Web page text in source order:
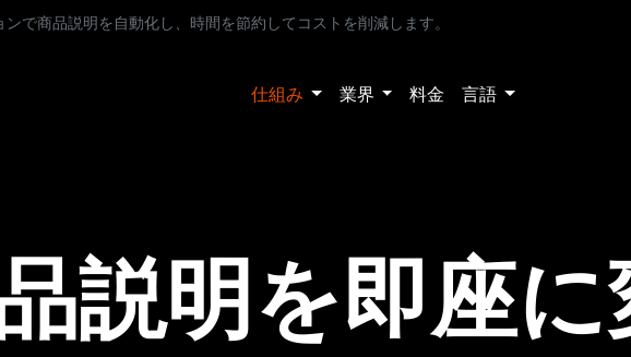
で商品説明を自動化し、時間を節約してコストを削減します。
仕組み 業界 料金 言語
説明を即座